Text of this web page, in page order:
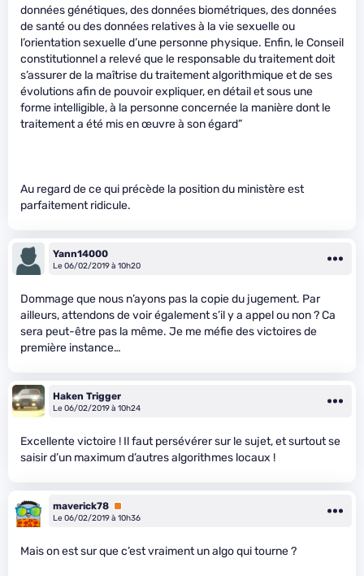
données génétiques, des données biométriques, des données
de santé ou des données relatives à la vie sexuelle ou
l’orientation sexuelle d’une personne physique. Enfin, le Conseil
constitutionnel a relevé que le responsable du traitement doit
s’assurer de la maîtrise du traitement algorithmique et de ses
évolutions afin de pouvoir expliquer, en détail et sous une
forme intelligible, à la personne concernée la manière dont le
traitement a été mis en œuvre à son égard”
Au regard de ce qui précède la position du ministère est
parfaitement ridicule.
Yann14000
Le 06/02/2019 à 10h20
Dommage que nous n’ayons pas la copie du jugement. Par
ailleurs, attendons de voir également s’il y a appel ou non ? Ca
sera peut-être pas la même. Je me méfie des victoires de
première instance…
Haken Trigger
Le 06/02/2019 à 10h24
Excellente victoire ! Il faut persévérer sur le sujet, et surtout se
saisir d’un maximum d’autres algorithmes locaux !
maverick78 Premium
Le 06/02/2019 à 10h36
Mais on est sur que c’est vraiment un algo qui tourne ?